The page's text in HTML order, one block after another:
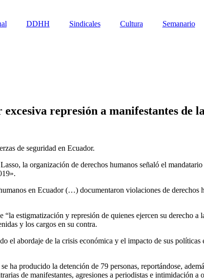
DDHH Sindicales Cultura Semanario
represión a manifestantes de
de seguridad en Ecuador.
la organización de derechos humanos señaló el
en Ecuador (…) documentaron violaciones de derechos
estigmatización y represión de quienes ejercen su derecho a
y los cargos en su contra.
el abordaje de la crisis económica y el impacto de sus
producido la detención de 79 personas, reportándose,
de manifestantes, agresiones a periodistas e intimidación a